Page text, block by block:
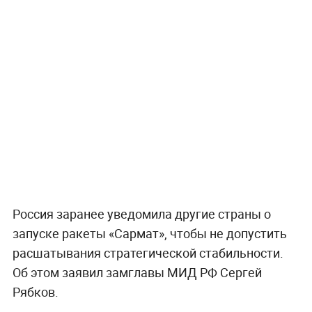
Россия заранее уведомила другие страны о
запуске ракеты «Сармат», чтобы не допустить
расшатывания стратегической стабильности.
Об этом заявил замглавы МИД РФ Сергей
Рябков.